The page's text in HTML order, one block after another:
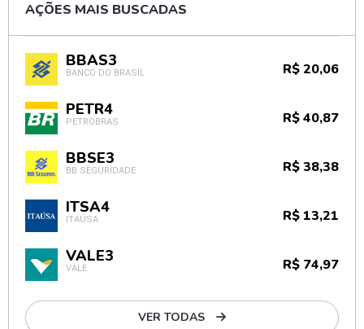
AÇÕES MAIS BUSCADAS
BBAS3
BANCO DO BRASIL R$ 20,06
PETR4
PETROBRAS R$ 40,87
BBSE3
BB SEGURIDADE R$ 38,38
ITSA4
ITAÚSA R$ 13,21
VALE3
VALE R$ 74,97
VER TODAS